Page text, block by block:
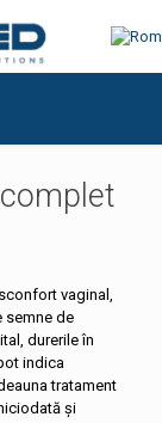
vaginal,
semne de
durerile în
indica
tratament
și